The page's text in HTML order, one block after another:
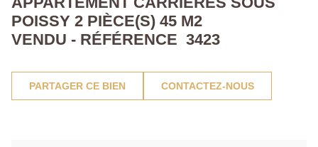
POISSY 2 PIÈCE(S) 45 M2
VENDU - RÉFÉRENCE 3423
PARTAGER CE BIEN CONTACTEZ-NOUS